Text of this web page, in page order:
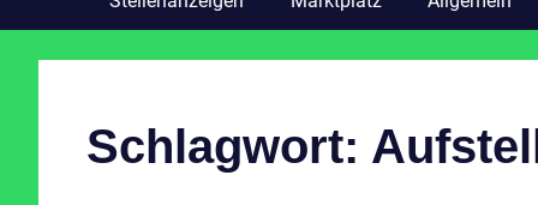
Schlagwort: